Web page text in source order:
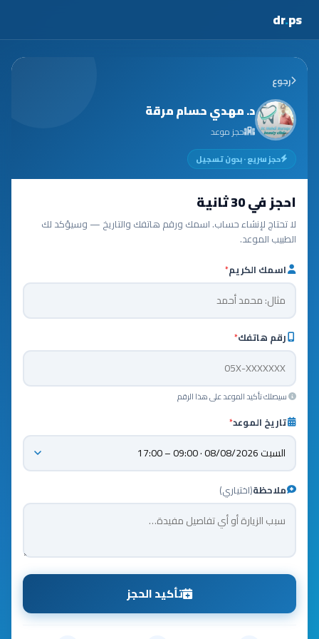
dr.ps
رجوع
د. مهدي حسام مرقة
حجز موعد
حجز سريع · بدون تسجيل
احجز في 30 ثانية
لا تحتاج لإنشاء حساب. اسمك ورقم هاتفك والتاريخ — وسيؤكد لك
الطبيب الموعد.
اسمك الكريم*
رقم هاتفك*
سيصلك تأكيد الموعد على هذا الرقم
تاريخ الموعد*
ملاحظة(اختياري)
تأكيد الحجز